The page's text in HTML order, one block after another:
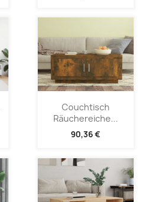
Couchtisch
Räuchereiche...
90,36 €